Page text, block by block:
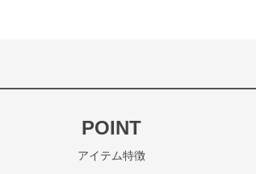
POINT
アイテム特徴